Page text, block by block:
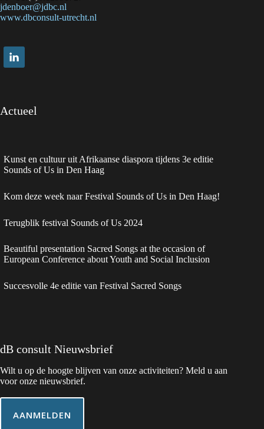
of
Us
jdenboer@jdbc.nl
www.dbconsult-utrecht.nl
Actueel
Kunst en cultuur uit Afrikaanse diaspora tijdens 3e editie
Sounds of Us in Den Haag
Kom deze week naar Festival Sounds of Us in Den Haag!
Terugblik festival Sounds of Us 2024
Beautiful presentation Sacred Songs at the occasion of
European Conference about Youth and Social Inclusion
Succesvolle 4e editie van Festival Sacred Songs
dB consult Nieuwsbrief
Wilt u op de hoogte blijven van onze activiteiten? Meld u aan
voor onze nieuwsbrief.
AANMELDEN